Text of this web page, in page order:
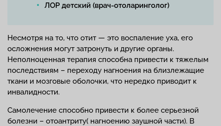
ЛОР детский (врач-отоларинголог)
Несмотря на то, что отит — это воспаление уха, его
осложнения могут затронуть и другие органы.
Неполноценная терапия способна привести к тяжелым
последствиям – переходу нагноения на близлежащие
ткани и мозговые оболочки, что нередко приводит к
инвалидности.
Самолечение способно привести к более серьезной
болезни – отоантриту( нагноению заушной части). В